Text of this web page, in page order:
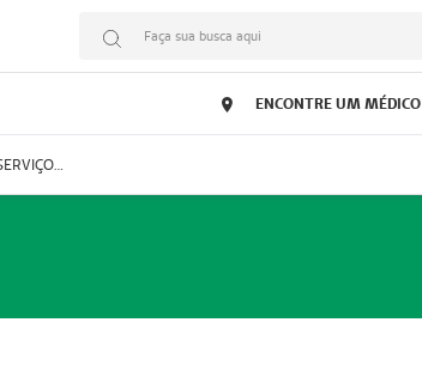
Faça sua busca aqui
ENCONTRE UM MÉDICO
MUDANÇA DE ENDEREÇO - DIAGITAB SERVIÇOS MÉDICOS LTDA (54003267-5)